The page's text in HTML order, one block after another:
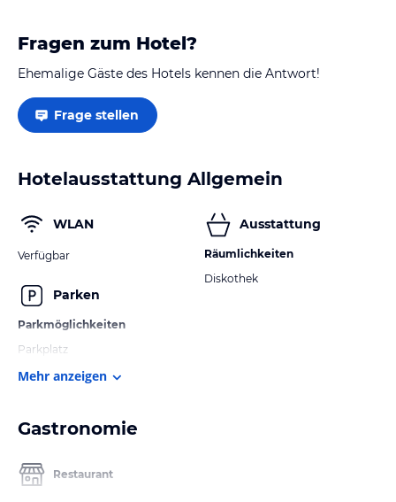
Fragen zum Hotel?
Ehemalige Gäste des Hotels kennen die Antwort!
Frage stellen
Hotelausstattung Allgemein
WLAN
Verfügbar
Parken
Parkmöglichkeiten
Parkplatz
Ausstattung
Räumlichkeiten
Diskothek
Mehr anzeigen
Gastronomie
Restaurant